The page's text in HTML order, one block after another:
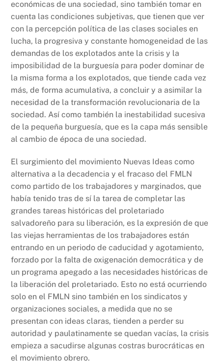
económicas de una sociedad, sino también tomar en
cuenta las condiciones subjetivas, que tienen que ver
con la percepción política de las clases sociales en
lucha, la progresiva y constante homogeneidad de las
demandas de los explotados ante la crisis y la
imposibilidad de la burguesía para poder dominar de
la misma forma a los explotados, que tiende cada vez
más, de forma acumulativa, a concluir y a asimilar la
necesidad de la transformación revolucionaria de la
sociedad. Así como también la inestabilidad sucesiva
de la pequeña burguesía, que es la capa más sensible
al cambio de época de una sociedad.
El surgimiento del movimiento Nuevas Ideas como
alternativa a la decadencia y el fracaso del FMLN
como partido de los trabajadores y marginados, que
había tenido tras de sí la tarea de completar las
grandes tareas históricas del proletariado
salvadoreño para su liberación, es la expresión de que
las viejas herramientas de los trabajadores están
entrando en un periodo de caducidad y agotamiento,
forzado por la falta de oxigenación democrática y de
un programa apegado a las necesidades históricas de
la liberación del proletariado. Esto no está ocurriendo
solo en el FMLN sino también en los sindicatos y
organizaciones sociales, a medida que no se
presentan con ideas claras, tienden a perder su
autoridad y paulatinamente se quedan vacías, la crisis
empieza a sacudirse algunas costras burocráticas en
el movimiento obrero.